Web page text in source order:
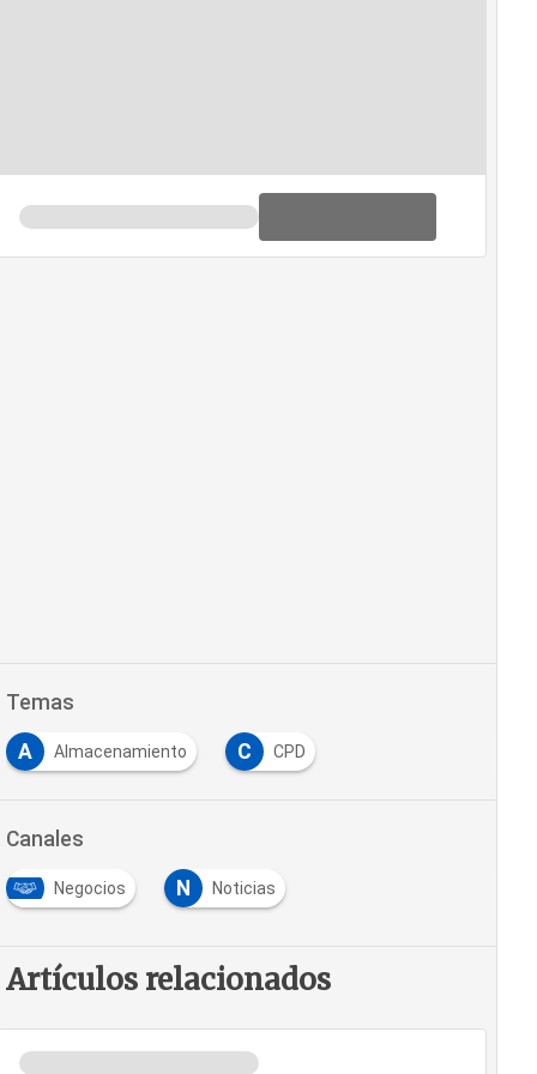
Temas
A Almacenamiento C CPD
Canales
Negocios N Noticias
Artículos relacionados